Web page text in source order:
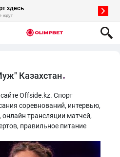
Казахстан
Offside.kz. Спорт
соревнований, интервью,
трансляции матчей,
правильное питание